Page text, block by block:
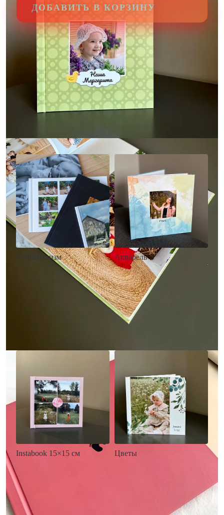
ДОБАВИТЬ В КОРЗИНУ
Другие стили фотокниг
Минимализм
• Загрузка фото и текста
Акварель
• Декор в стиле
акварельных красок
• Выбор цвета фона
• Загрузка фото и текста
Заказать
Instabook 15×15 см
• Выбор цвета фона
• Загрузка фото и текста
Заказать
Цветы